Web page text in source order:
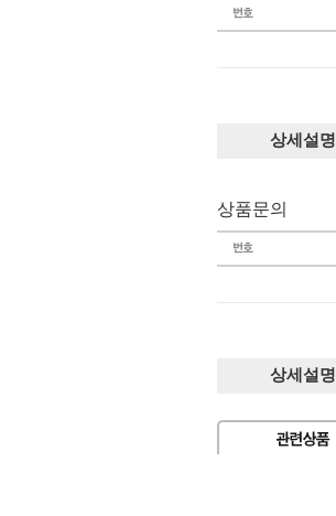
상세설명
상품문의
상세설명